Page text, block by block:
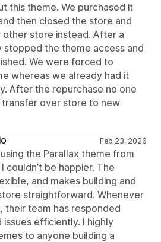
this theme. We purchased it
then closed the store and
store instead. After a
the theme access and
We were forced to
whereas we already had it
After the repurchase no one
over store to new
Feb 23, 2026
the Parallax theme from
couldn’t be happier. The
and makes building and
straightforward. Whenever
their team has responded
efficiently. I highly
to anyone building a